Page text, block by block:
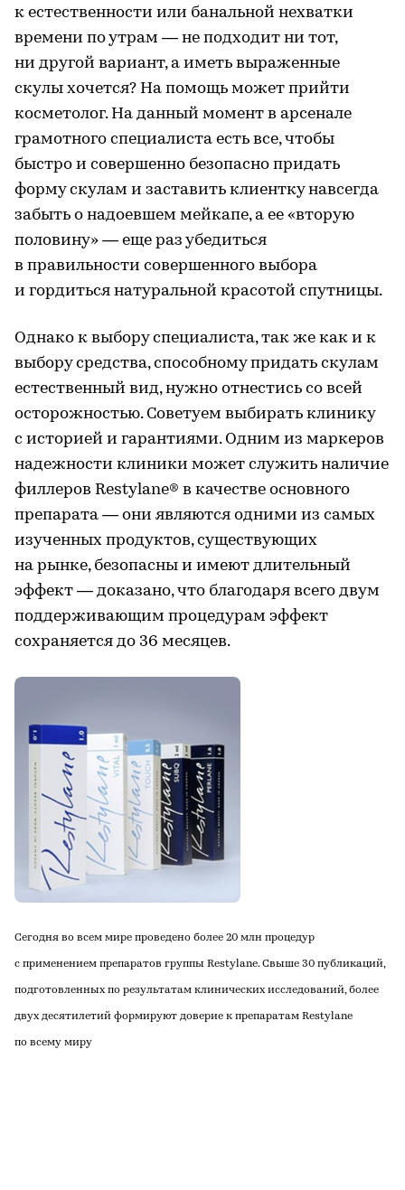
к естественности или банальной нехватки
времени по утрам — не подходит ни тот,
ни другой вариант, а иметь выраженные
скулы хочется? На помощь может прийти
косметолог. На данный момент в арсенале
грамотного специалиста есть все, чтобы
быстро и совершенно безопасно придать
форму скулам и заставить клиентку навсегда
забыть о надоевшем мейкапе, а ее «вторую
половину» — еще раз убедиться
в правильности совершенного выбора
и гордиться натуральной красотой спутницы.
Однако к выбору специалиста, так же как и к
выбору средства, способному придать скулам
естественный вид, нужно отнестись со всей
осторожностью. Советуем выбирать клинику
с историей и гарантиями. Одним из маркеров
надежности клиники может служить наличие
филлеров Restylane® в качестве основного
препарата — они являются одними из самых
изученных продуктов, существующих
на рынке, безопасны и имеют длительный
эффект — доказано, что благодаря всего двум
поддерживающим процедурам эффект
сохраняется до 36 месяцев.
Сегодня во всем мире проведено более 20 млн процедур
с применением препаратов группы Restylane. Свыше 30 публикаций,
подготовленных по результатам клинических исследований, более
двух десятилетий формируют доверие к препаратам Restylane
по всему миру